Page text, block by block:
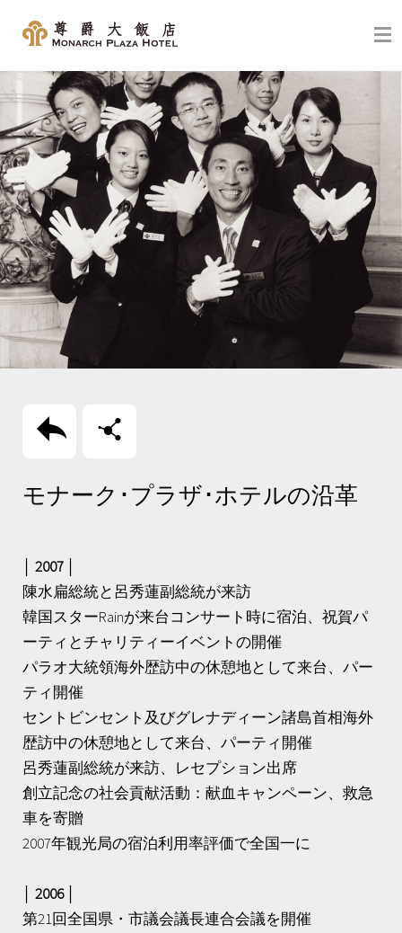
回上頁 分享
モナーク･プラザ･ホテルの沿革
│ 2007 │
陳水扁総統と呂秀蓮副総統が来訪
韓国スターRainが来台コンサート時に宿泊、祝賀パ
ーティとチャリティーイベントの開催
パラオ大統領海外歴訪中の休憩地として来台、パー
ティ開催
セントビンセント及びグレナディーン諸島首相海外
歴訪中の休憩地として来台、パーティ開催
呂秀蓮副総統が来訪、レセプション出席
創立記念の社会貢献活動：献血キャンペーン、救急
車を寄贈
2007年観光局の宿泊利用率評価で全国一に
│ 2006 │
第21回全国県・市議会議長連合会議を開催